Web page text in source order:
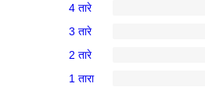
5-
तारांकित
परीक्षणे
4-
तारांकित
पुनरावलोकन
4 तारे
3-
तारांकित
3 तारे
2-
2 तारे
1 तारा